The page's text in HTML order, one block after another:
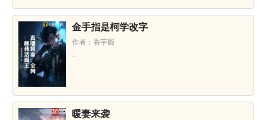
金手指是柯学改字
作者：香芋圆
...
暖妻来袭